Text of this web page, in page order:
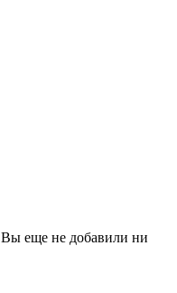
Вы еще не добавили ни